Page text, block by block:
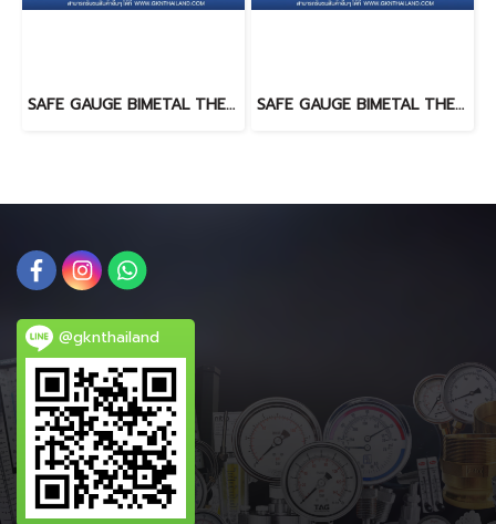
SAFE GAUGE BIMETAL THERMOMETER 0-500 C SAFE GAUGE BIMETAL THERMOMETER 0-500 C
@gknthailand